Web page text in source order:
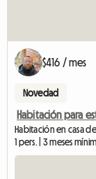
$416 / mes
Novedad
Habitación para
Habitación en casa
1 pers. | 3 meses